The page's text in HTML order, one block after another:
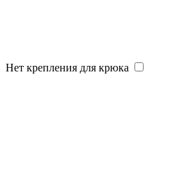
Нет крепления для крюка